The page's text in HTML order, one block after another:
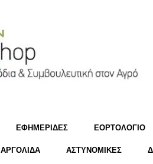
ΕΦΗΜΕΡΙΔΕΣ ΕΟΡΤΟΛΟΓΙΟ
ΑΡΓΟΛΙΔΑ ΑΣΤΥΝΟΜΙΚΕΣ